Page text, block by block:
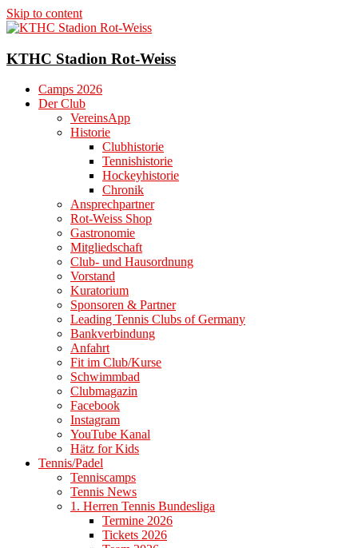
Skip to content
KTHC Stadion Rot-Weiss
Camps 2026
Der Club
VereinsApp
Historie
Clubhistorie
Tennishistorie
Hockeyhistorie
Chronik
Ansprechpartner
Rot-Weiss Shop
Gastronomie
Mitgliedschaft
Club- und Hausordnung
Vorstand
Kuratorium
Sponsoren & Partner
Leading Tennis Clubs of Germany
Bankverbindung
Anfahrt
Fit im Club/Kurse
Schwimmbad
Clubmagazin
Facebook
Instagram
YouTube Kanal
Hätz for Kids
Tennis/Padel
Tenniscamps
Tennis News
1. Herren Tennis Bundesliga
Termine 2026
Tickets 2026